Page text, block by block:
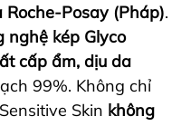
Roche-Posay (Pháp).
nghệ kép Glyco
cấp ẩm, dịu da
99%. Không chỉ
Skin không